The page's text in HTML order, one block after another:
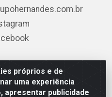
próprios e de
uma experiência
apresentar publicidade
Distribuições - Rodovia
Sul, Rio Branco/AC - CEP